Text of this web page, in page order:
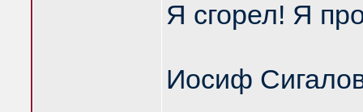
Я сгорел! Я
Иосиф